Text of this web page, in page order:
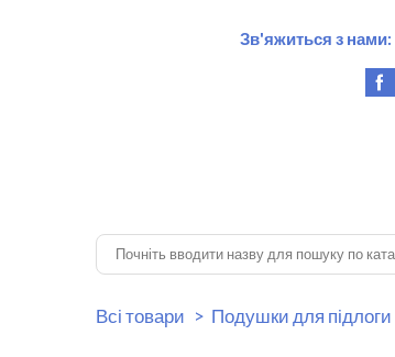
Зв'яжиться з нами:
Всі товари Подушки для підлоги